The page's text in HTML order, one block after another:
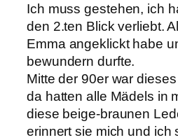
Ich muss gestehen, ich
den 2.ten Blick verliebt.
Emma angeklickt habe
bewundern durfte.
Mitte der 90er war
da hatten alle Mädels in
diese beige-braunen
erinnert sie mich und ich